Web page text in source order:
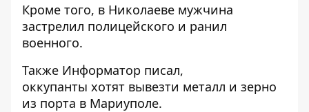
Кроме того, в Николаеве мужчина
застрелил полицейского и ранил
военного.
Также Информатор писал,
оккупанты хотят вывезти металл и зерно
из порта в Мариуполе.